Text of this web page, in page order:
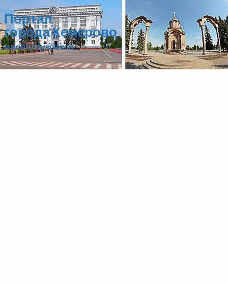
Портал
города Кемерово
и всего Кузбасса